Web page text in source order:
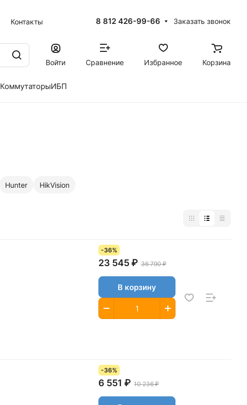
Контакты 8 812 426-99-66 Заказать звонок
Войти
Сравнение Избранное Корзина
КоммутаторыИБП
Hunter HikVision
-36%
23 545 ₽ 36 790 ₽
В корзину
-36%
6 551 ₽ 10 236 ₽